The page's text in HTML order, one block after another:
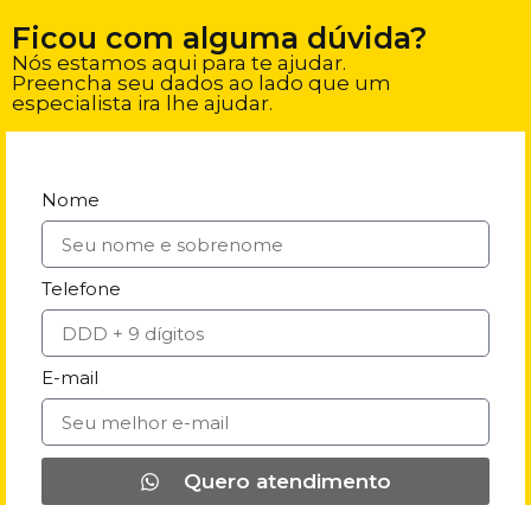
Ficou com alguma dúvida?
Nós estamos aqui para te ajudar.
Preencha seu dados ao lado que um
especialista ira lhe ajudar.
Nome
Telefone
E-mail
Quero atendimento